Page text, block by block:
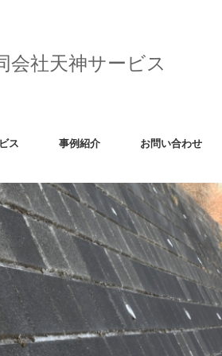
会社天神サービス
ス 事例紹介 お問い合わせ